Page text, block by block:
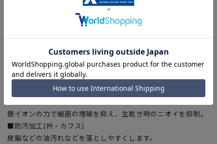
日清紡『APOLLOCOT®』を使用した最高ランクの形態安定性
を誇り、綿100%でありながらシワや生地の収縮を防ぎます。
■ストレッチ
綿の柔らかな風合いにストレッチ性をプラス、快適なシャツに
銀イオンの力で細菌の増殖を抑え、生乾き時のニオイを抑制。
■防汚加工(衿・カフス)
皮脂などの油汚れなどを落としやすくします。